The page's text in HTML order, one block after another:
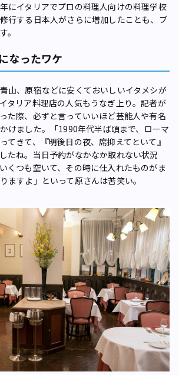
にイタリアでプロの料理人向けの料理学校
行する日本人がさらに増加したことも、ブ
。
なったワケ
山、原宿などに安くておいしいイタメシが
タリア料理店の人気もうなぎ上り。記者が
た際、必ずと言っていいほど芸能人や有名
けました。「1990年代半ば頃まで、ローマ
てきて、『明後日の夜、席抑えてといて』
たね。当日予約がなかなか取れない状況
くつも空いて、その時に仕入れたものがま
ますよ」といって原さんは苦笑い。